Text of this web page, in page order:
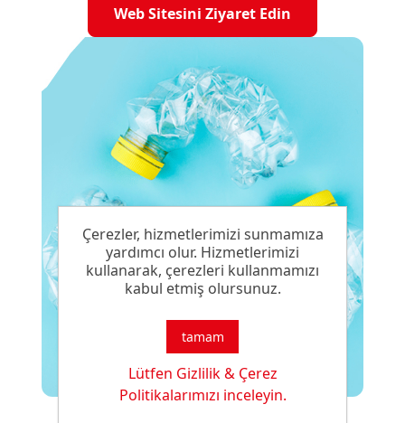
Web Sitesini Ziyaret Edin
Çerezler, hizmetlerimizi sunmamıza
yardımcı olur. Hizmetlerimizi
kullanarak, çerezleri kullanmamızı
kabul etmiş olursunuz.
tamam
Lütfen Gizlilik & Çerez
Politikalarımızı inceleyin.